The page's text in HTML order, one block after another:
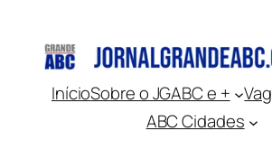
conteúdo
InícioSobre o JGABC e +
ABC Cidades